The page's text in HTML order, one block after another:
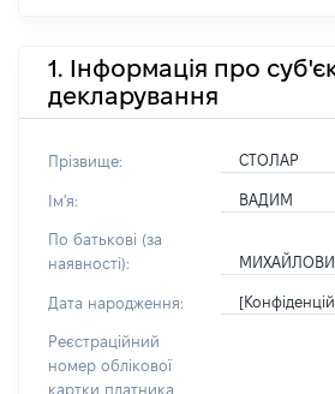
1. Інформація про
декларування
Прізвище: СТОЛАР
Ім'я: ВАДИМ
По батькові (за
наявності):
Дата народження:
Реєстраційний
номер облікової
картки платника